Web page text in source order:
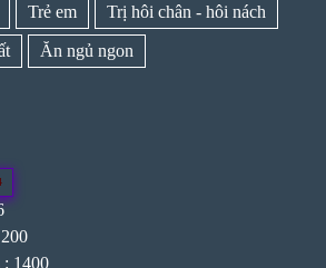
Trẻ em Trị hôi chân - hôi nách
Ăn ngủ ngon
: 1400